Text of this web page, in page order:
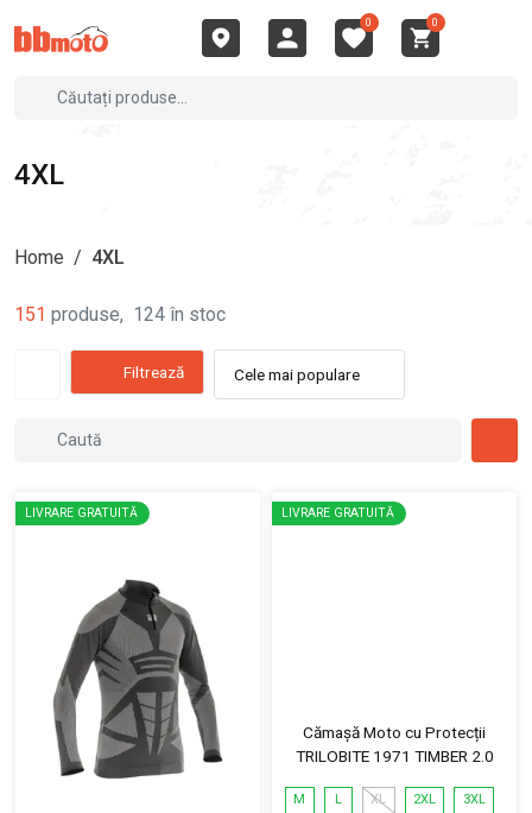
0 0
4XL
Home / 4XL
151 produse, 124 în stoc
Filtrează Cele mai populare
LIVRARE GRATUITĂ LIVRARE GRATUITĂ
Cămașă Moto cu Protecții
TRILOBITE 1971 TIMBER 2.0
M L XL 2XL 3XL